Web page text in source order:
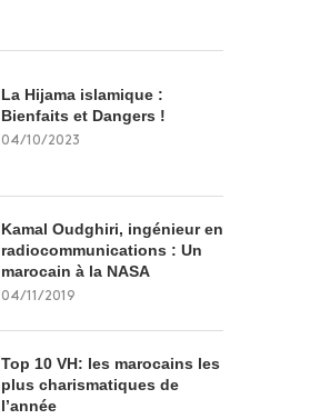
La Hijama islamique :
Bienfaits et Dangers !
04/10/2023
Kamal Oudghiri, ingénieur en
radiocommunications : Un
marocain à la NASA
04/11/2019
Top 10 VH: les marocains les
plus charismatiques de
l’année